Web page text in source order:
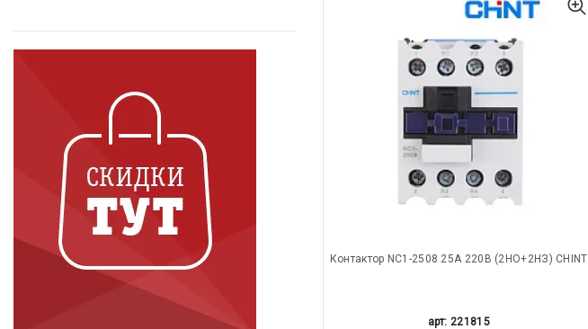
Контактор NC1-2508 25A 220В (2НО+2НЗ) CHINT
арт: 221815